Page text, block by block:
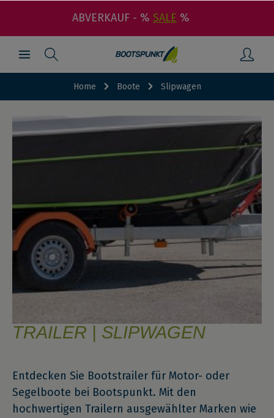
ABVERKAUF - % SALE %
Home Boote Slipwagen
TRAILER | SLIPWAGEN
Entdecken Sie Bootstrailer für Motor- oder
Segelboote bei Bootspunkt. Mit den
hochwertigen Trailern ausgewählter Marken wie